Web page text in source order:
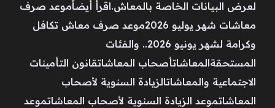
لعرض البيانات الخاصة بالمعاش.اقرأ أيضاًموعد صرف
معاشات شهر يوليو 2026موعد صرف معاش تكافل
وكرامة لشهر يونيو 2026.. والفئات
المستحقةالمعاشاتأصحاب المعاشاتقانون التأمينات
الاجتماعية والمعاشاتالزيادة السنوية لأصحاب
المعاشاتموعد الزيادة السنوية لأصحاب المعاشاتموعد